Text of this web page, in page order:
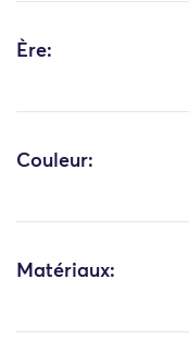
Ère:
Couleur:
Matériaux: